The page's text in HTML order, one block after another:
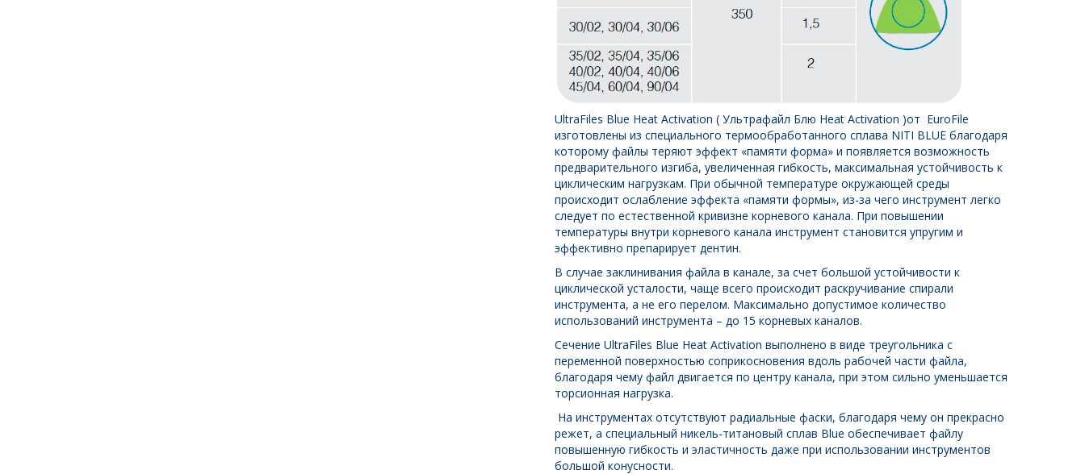
UltraFiles Blue Heat Activation ( Ультрафайл Блю Heat Activation )от EuroFile
изготовлены из специального термообработанного сплава NITI BLUE благодаря
которому файлы теряют эффект «памяти форма» и появляется возможность
предварительного изгиба, увеличенная гибкость, максимальная устойчивость к
циклическим нагрузкам. При обычной температуре окружающей среды
происходит ослабление эффекта «памяти формы», из-за чего инструмент легко
следует по естественной кривизне корневого канала. При повышении
температуры внутри корневого канала инструмент становится упругим и
эффективно препарирует дентин.
В случае заклинивания файла в канале, за счет большой устойчивости к
циклической усталости, чаще всего происходит раскручивание спирали
инструмента, а не его перелом. Максимально допустимое количество
использований инструмента – до 15 корневых каналов.
Сечение UltraFiles Blue Heat Activation выполнено в виде треугольника с
переменной поверхностью соприкосновения вдоль рабочей части файла,
благодаря чему файл двигается по центру канала, при этом сильно уменьшается
торсионная нагрузка.
На инструментах отсутствуют радиальные фаски, благодаря чему он прекрасно
режет, а специальный никель-титановый сплав Blue обеспечивает файлу
повышенную гибкость и эластичность даже при использовании инструментов
большой конусности.